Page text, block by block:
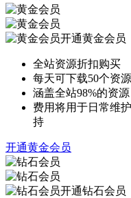
开通黄金会员
全站资源折扣购买
每天可下载50个资源
涵盖全站98%的资源
费用将用于日常维
持
开通黄金会员
开通钻石会员